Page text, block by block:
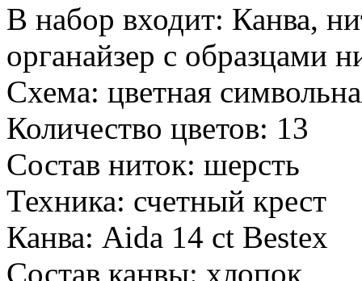
В набор входит: Канва,
органайзер с образцами
Схема: цветная
Количество цветов: 13
Состав ниток: шерсть
Техника: счетный крест
Канва: Aida 14 ct Bestex
Состав канвы: хлопок